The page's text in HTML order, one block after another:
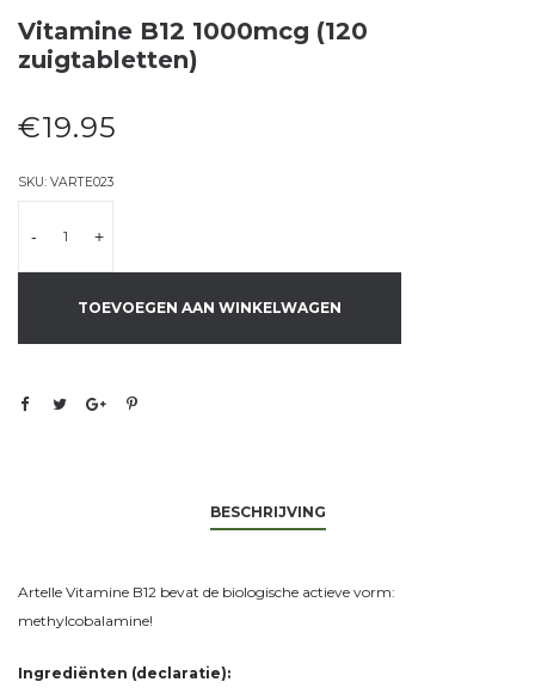
Vitamine B12 1000mcg (120
zuigtabletten)
€19.95
SKU: VARTE023
- +
TOEVOEGEN AAN WINKELWAGEN
BESCHRIJVING
Artelle Vitamine B12 bevat de biologische actieve vorm:
methylcobalamine!
Ingrediënten (declaratie):